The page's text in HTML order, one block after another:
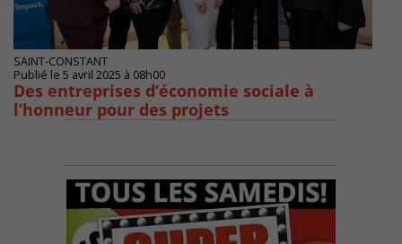
SAINT-CONSTANT
Publié le 5 avril 2025 à 08h00
Des entreprises d’économie sociale à
l’honneur pour des projets